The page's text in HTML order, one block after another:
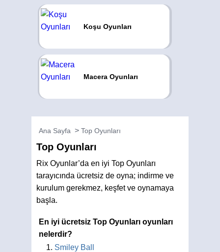
Koşu Oyunları
Macera Oyunları
Ana Sayfa Top Oyunları
Top Oyunları
Rix Oyunlar’da en iyi Top Oyunları
tarayıcında ücretsiz de oyna; indirme ve
kurulum gerekmez, keşfet ve oynamaya
başla.
En iyi ücretsiz Top Oyunları oyunları
nelerdir?
Smiley Ball